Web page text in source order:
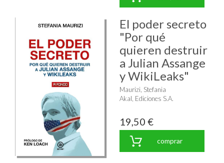
El poder secreto
"Por qué
quieren destruir
a Julian Assange
y WikiLeaks"
Maurizi, Stefania
Akal, Ediciones S.A.
19,50 €
comprar